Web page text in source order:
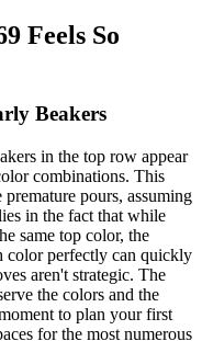
Feels So
Beakers
in the top row appear
combinations. This
pours, assuming
in the fact that while
same top color, the
color perfectly can quickly
aren't strategic. The
the colors and the
to plan your first
for the most numerous